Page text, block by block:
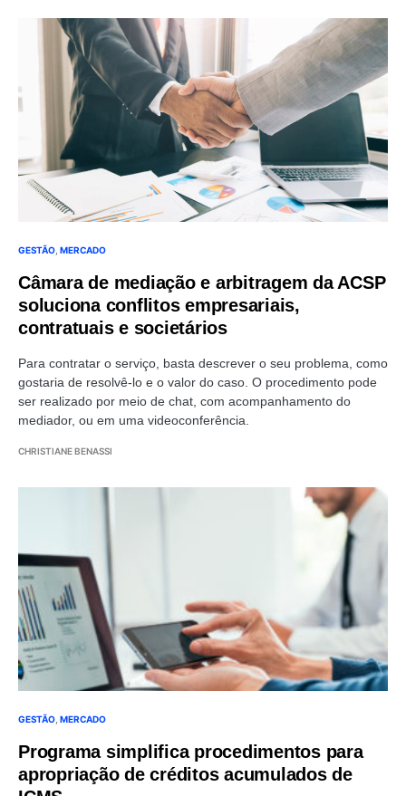
GESTÃO MERCADO
Câmara de mediação e arbitragem da ACSP
soluciona conflitos empresariais,
contratuais e societários
Para contratar o serviço, basta descrever o seu problema, como
gostaria de resolvê-lo e o valor do caso. O procedimento pode
ser realizado por meio de chat, com acompanhamento do
mediador, ou em uma videoconferência.
CHRISTIANE BENASSI
GESTÃO MERCADO
Programa simplifica procedimentos para
apropriação de créditos acumulados de